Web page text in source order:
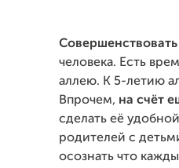
человека. Есть
аллею. К 5-летию
Впрочем, на счёт
сделать её
родителей с
осознать что